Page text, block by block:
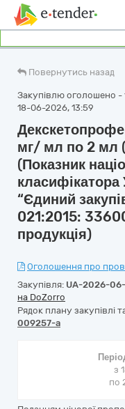
Повернутись назад
Закупівлю оголошено -
18-06-2026, 13:59
мг/ мл по 2 мл
(Показник
класифікатора
“Єдиний
021:2015:
продукція)
Оголошення про
Закупівля: UA-2026-
на DoZorro
Рядок плану закупівлі
009257-a
з
по